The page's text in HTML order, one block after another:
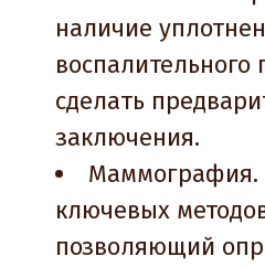
наличие
воспалительного
сделать
заключения.
Маммография.
ключевых
позволяющий